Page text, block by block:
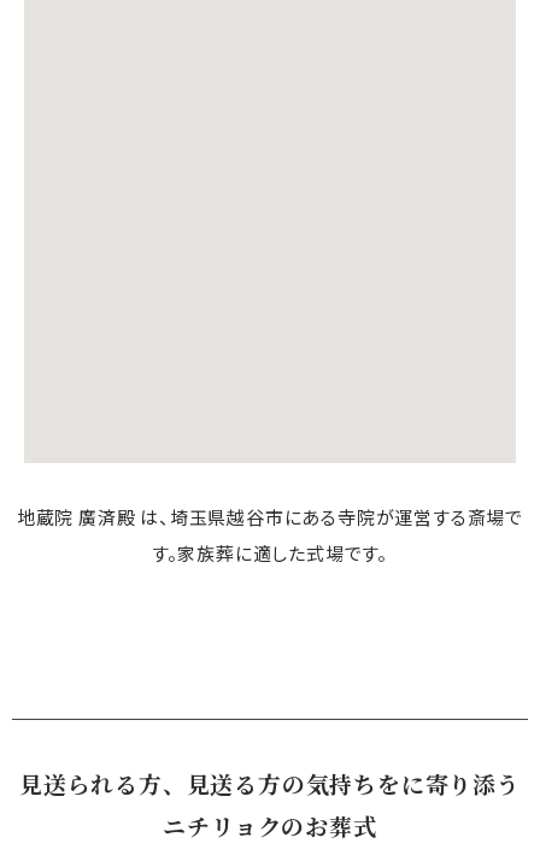
地蔵院 廣済殿 は、埼玉県越谷市にある寺院が運営する斎場で
す。家族葬に適した式場です。
見送られる方、見送る方の気持ちをに寄り添う
ニチリョクのお葬式